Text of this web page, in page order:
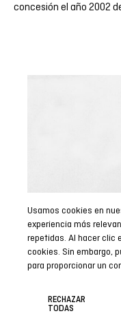
concesión el año 2002
Usamos cookies en
experiencia más
repetidas. Al hacer clic
cookies. Sin embargo,
para proporcionar un
RECHAZAR
TODAS